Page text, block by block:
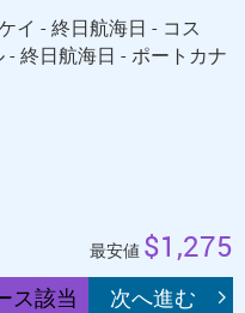
イ - 終日航海日 - コス
- 終日航海日 - ポートカナ
最安値 $1,275
ス該当 次へ進む